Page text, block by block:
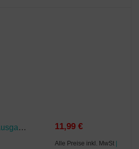
Access - Allgemeine Ausgabe 2022 - Band 4: 8. Schuljahr 11,99 €
Alle Preise inkl. MwSt |